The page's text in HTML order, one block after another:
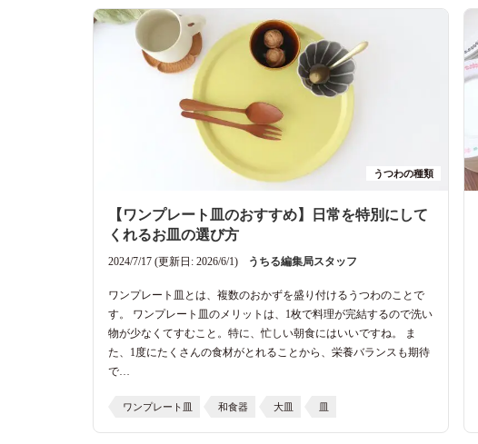
うつわの種類
【ワンプレート皿のおすすめ】日常を特別にして
くれるお皿の選び方
2024/7/17 (更新日: 2026/6/1) うちる編集局スタッフ
ワンプレート皿とは、複数のおかずを盛り付けるうつわのことで
す。 ワンプレート皿のメリットは、1枚で料理が完結するので洗い
物が少なくてすむこと。特に、忙しい朝食にはいいですね。 ま
た、1度にたくさんの食材がとれることから、栄養バランスも期待
で…
ワンプレート皿 和食器 大皿 皿